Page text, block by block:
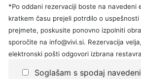
*Po oddani rezervaciji boste na navedeni
kratkem času prejeli potrdilo o
prejmete, poskusite ponovno izpolniti
sporočite na info@vivi.si. Rezervacija
elektronski pošti odgovori izbrana
Soglašam s spodaj